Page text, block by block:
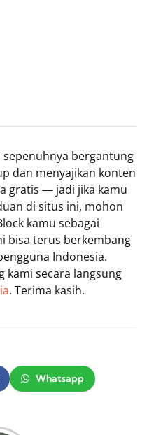
sepenuhnya bergantung
dan menyajikan konten
gratis — jadi jika kamu
di situs ini, mohon
kamu sebagai
bisa terus berkembang
Indonesia.
kami secara langsung
. Terima kasih.
Whatsapp